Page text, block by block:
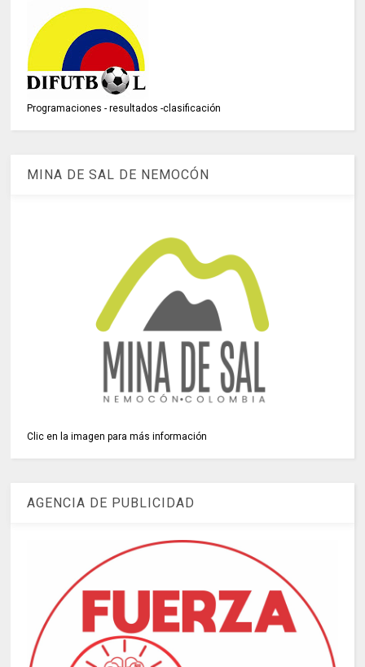
Programaciones - resultados -clasificación
MINA DE SAL DE NEMOCÓN
Clic en la imagen para más información
AGENCIA DE PUBLICIDAD